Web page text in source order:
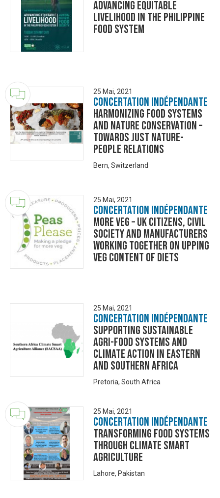
Advancing Equitable
Livelihood in the Philippine
Food System
25 Mai, 2021
Concertation Indépendante
Harmonizing food systems
and nature conservation –
towards just nature-
people relations
Bern, Switzerland
25 Mai, 2021
Concertation Indépendante
More veg – UK citizens, civil
society and manufacturers
working together on upping
veg content of diets
25 Mai, 2021
Concertation Indépendante
Supporting Sustainable
Agri-Food Systems and
Climate Action in Eastern
and Southern Africa
Pretoria, South Africa
25 Mai, 2021
Concertation Indépendante
Transforming Food Systems
through Climate Smart
Agriculture
Lahore, Pakistan